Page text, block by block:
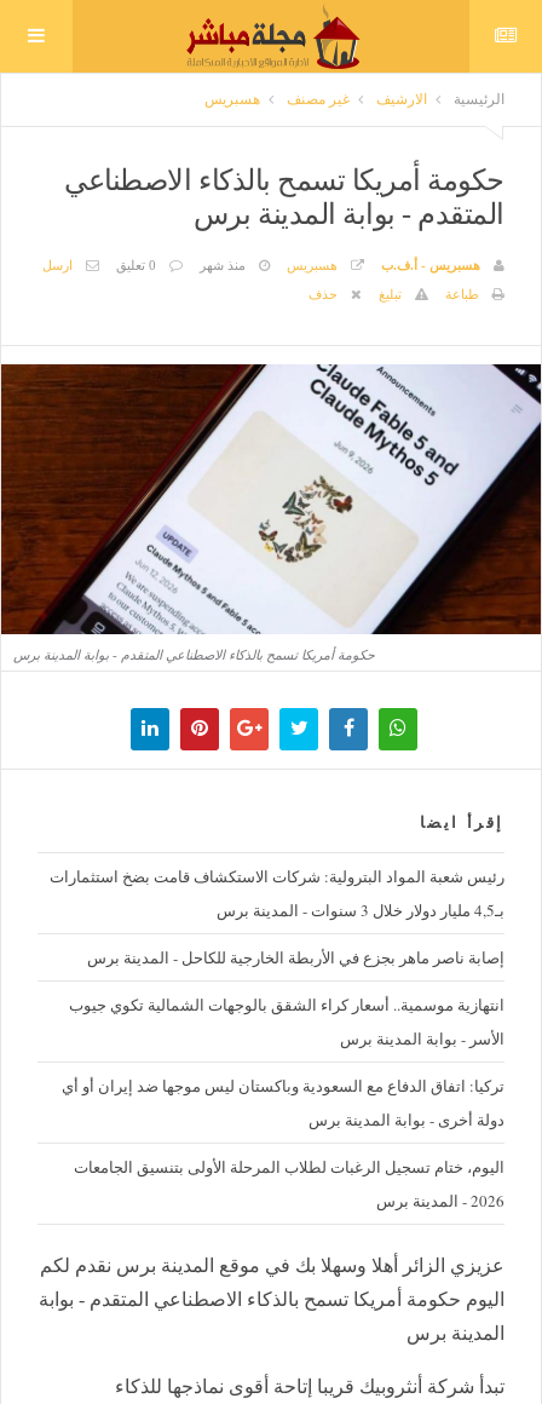
الرئيسية الارشيف غير مصنف هسبريس
حكومة أمريكا تسمح بالذكاء الاصطناعي
المتقدم - بوابة المدينة برس
هسبريس - أ.ف.ب هسبريس منذ شهر 0 تعليق
ارسل
طباعة
تبليغ حذف
حكومة أمريكا تسمح بالذكاء الاصطناعي المتقدم - بوابة المدينة برس
إقرأ ايضا
رئيس شعبة المواد البترولية: شركات الاستكشاف قامت بضخ استثمارات
بـ4,5 مليار دولار خلال 3 سنوات - المدينة برس
إصابة ناصر ماهر بجزع في الأربطة الخارجية للكاحل - المدينة برس
‪انتهازية موسمية.. أسعار كراء الشقق بالوجهات الشمالية تكوي جيوب
الأسر - بوابة المدينة برس
تركيا: اتفاق الدفاع مع السعودية وباكستان ليس موجها ضد إيران أو أي
دولة أخرى - بوابة المدينة برس
اليوم، ختام تسجيل الرغبات لطلاب المرحلة الأولى بتنسيق الجامعات
2026 - المدينة برس
عزيزي الزائر أهلا وسهلا بك في موقع المدينة برس نقدم لكم
اليوم حكومة أمريكا تسمح بالذكاء الاصطناعي المتقدم - بوابة
المدينة برس
تبدأ شركة أنثروبيك قريبا إتاحة أقوى نماذجها للذكاء